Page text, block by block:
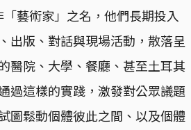
藝術家」之名，他們長期投入
出版、對話與現場活動，散落呈
醫院、大學、餐廳、甚至土耳其
過這樣的實踐，激發對公眾議題
圖鬆動個體彼此之間、以及個體